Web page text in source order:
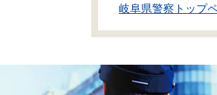
岐阜県警察トップ